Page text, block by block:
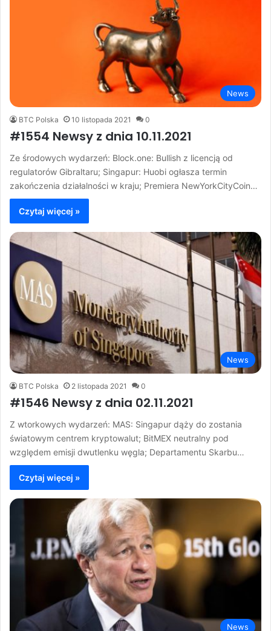
News
BTC Polska 10 listopada 2021 0
#1554 Newsy z dnia 10.11.2021
Ze środowych wydarzeń: Block.one: Bullish z licencją od
regulatorów Gibraltaru; Singapur: Huobi ogłasza termin
zakończenia działalności w kraju; Premiera NewYorkCityCoin…
Czytaj więcej »
News
BTC Polska 2 listopada 2021 0
#1546 Newsy z dnia 02.11.2021
Z wtorkowych wydarzeń: MAS: Singapur dąży do zostania
światowym centrem kryptowalut; BitMEX neutralny pod
względem emisji dwutlenku węgla; Departamentu Skarbu…
Czytaj więcej »
News